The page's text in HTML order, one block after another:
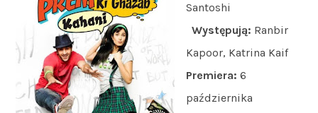
Santoshi
Występują: Ranbir
Kapoor, Katrina Kaif
Premiera: 6
października